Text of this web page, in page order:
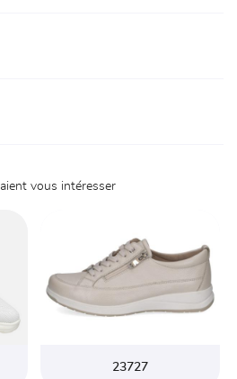
vous intéresser
23727